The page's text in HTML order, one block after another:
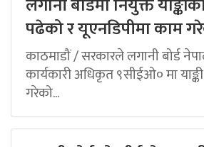
लगानी बोर्डमा नियुक्त
पढेको र यूएनडिपीमा काम
काठमाडौं / सरकारले लगानी बोर्ड
कार्यकारी अधिकृत ९सीईओ० मा
गरेको...